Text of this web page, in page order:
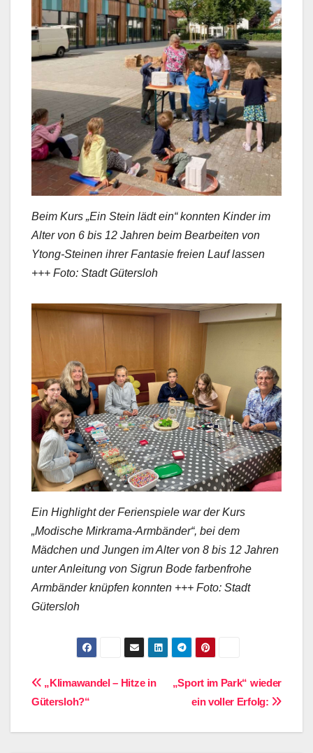
Beim Kurs „Ein Stein lädt ein“ konnten Kinder im
Alter von 6 bis 12 Jahren beim Bearbeiten von
Ytong-Steinen ihrer Fantasie freien Lauf lassen
+++ Foto: Stadt Gütersloh
Ein Highlight der Ferienspiele war der Kurs
„Modische Mirkrama-Armbänder“, bei dem
Mädchen und Jungen im Alter von 8 bis 12 Jahren
unter Anleitung von Sigrun Bode farbenfrohe
Armbänder knüpfen konnten +++ Foto: Stadt
Gütersloh
Beitragsnavigation
„Sport im Park“ wieder
ein voller Erfolg:
„Klimawandel – Hitze in
Gütersloh?“